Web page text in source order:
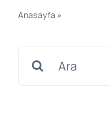
Anasayfa »